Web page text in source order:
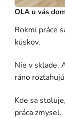
OLA u vás
Rokmi práce
kúskov.
Nie v sklade.
ráno
Kde sa
práca zmysel.